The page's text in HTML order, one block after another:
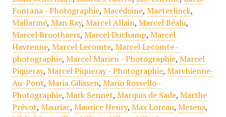
Fontana - Photographie, Macédoine, Maeterlinck,
Mallarmé, Man Ray, Marcel Allain, Marcel Béalu,
Marcel Broothaers, Marcel Duchamp, Marcel
Havrenne, Marcel Lecomte, Marcel Lecomte -
photographie, Marcel Marien - Photographie, Marcel
Piqueray, Marcel Piqueray - Photographie, Marchienne-
Au-Pont, Maria Gilissen, Mario Rossello -
Photographie, Mark Sennet, Marquis de Sade, Marthe
Prévot, Mauriac, Maurice Henry, Max Loreau, Mesens,